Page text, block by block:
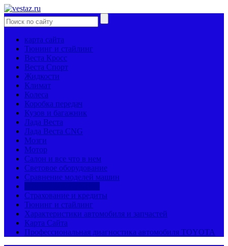
карта сайта
Тюнинг и стайлинг
Веста Кросс
Веста Спорт
Жидкости
Климат
Колеса
Коробка передач
Кузов и багажник
Лада Веста
Лада Веста CNG
Мозги
Мотор
Салон и все что в нем
Световое оборудование
Сравнение моделей машин
Страхование и кредиты
Тюнинг и стайлинг
Характеристики автомобиля и запчастей
Карта Сайта
Профессиональная диагностика автомобиля TOYOTA